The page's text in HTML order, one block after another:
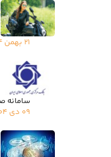
۲۱ بهمن ۰۴
سامانه
۰۹ دی ۰۴